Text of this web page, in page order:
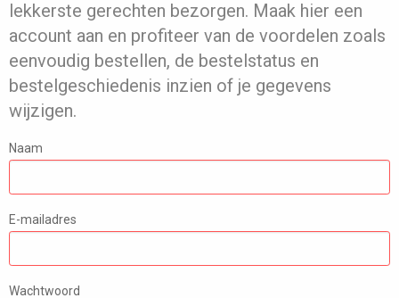
lekkerste gerechten bezorgen. Maak hier een
account aan en profiteer van de voordelen zoals
eenvoudig bestellen, de bestelstatus en
bestelgeschiedenis inzien of je gegevens
wijzigen.
Naam
E-mailadres
Wachtwoord